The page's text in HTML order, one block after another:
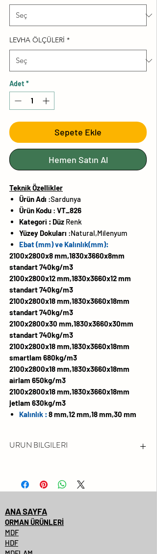
LEVHA ÖLÇÜLERİ *
Adet *
Sepete Ekle
Hemen Satın Al
Teknik Özellikler
Ürün Adı :Sardunya
Ürün Kodu : VT_826
Kategori : Düz Renk
Yüzey Dokuları :Natural,Milenyum
Ebat (mm) ve Kalınlık(mm):
2100x2800x8 mm,1830x3660x8mm
standart 740kg/m3
2100x2800x12 mm,1830x3660x12 mm
standart 740kg/m3
2100x2800x18 mm,1830x3660x18mm
standart 740kg/m3
2100x2800x30 mm,1830x3660x30mm
standart 740kg/m3
2100x2800x18 mm,1830x3660x18mm
smartlam 680kg/m3
2100x2800x18 mm,1830x3660x18mm
airlam 650kg/m3
2100x2800x18 mm,1830x3660x18mm
jetlam 630kg/m3
Kalınlık : 8 mm,12 mm,18 mm,30 mm
URUN BILGILERI
LÜTFEN FSC® SERTİFİKALI
DARBEYE VE ÇİZİLMEYE KARŞI
YÜZEY DAYANIMI YÜKSEKTİR
KARŞI DAYANIMLIDIR
ANA SAYFA
ORMAN ÜRÜNLERİ
MDF
HDF